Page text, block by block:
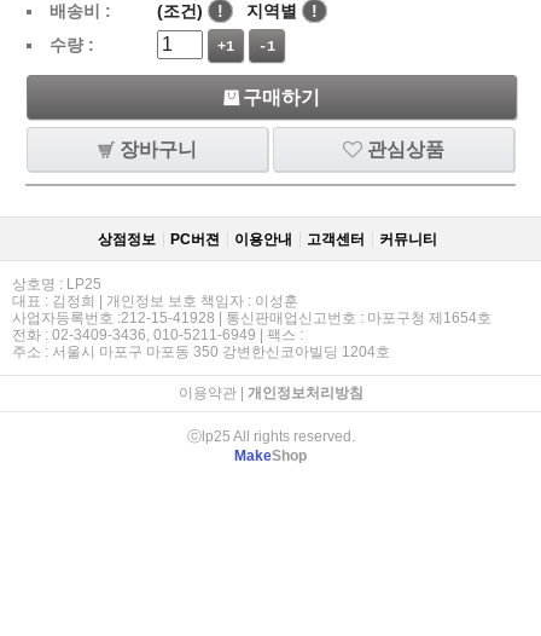
배송비 : (조건) ! 지역별
!
수량 :
+1 -1
구매하기
장바구니 관심상품
상점정보 PC버젼 이용안내 고객센터 커뮤니티
상호명 : LP25
대표 : 김정희 | 개인정보 보호 책임자 : 이성훈
사업자등록번호 :212-15-41928 | 통신판매업신고번호 : 마포구청 제1654호
전화 : 02-3409-3436, 010-5211-6949 | 팩스 :
주소 : 서울시 마포구 마포동 350 강변한신코아빌딩 1204호
이용약관| 개인정보처리방침
ⓒlp25 All rights reserved.
MakeShop